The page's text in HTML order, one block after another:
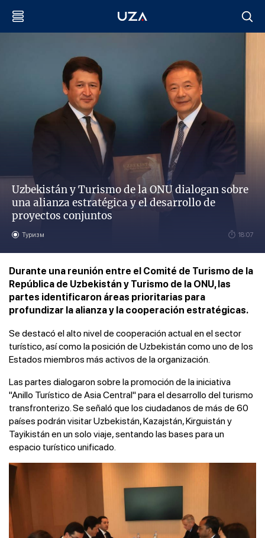
Uzbekistán y Turismo de la ONU dialogan sobre
una alianza estratégica y el desarrollo de
proyectos conjuntos
Туризм 18:07
Durante una reunión entre el Comité de Turismo de la
República de Uzbekistán y Turismo de la ONU, las
partes identificaron áreas prioritarias para
profundizar la alianza y la cooperación estratégicas.
Se destacó el alto nivel de cooperación actual en el sector
turístico, así como la posición de Uzbekistán como uno de los
Estados miembros más activos de la organización.
Las partes dialogaron sobre la promoción de la iniciativa
"Anillo Turístico de Asia Central" para el desarrollo del turismo
transfronterizo. Se señaló que los ciudadanos de más de 60
países podrán visitar Uzbekistán, Kazajstán, Kirguistán y
Tayikistán en un solo viaje, sentando las bases para un
espacio turístico unificado.